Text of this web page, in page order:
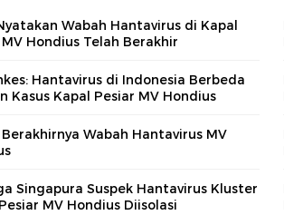
Wabah Hantavirus di Kapal
Hondius Telah Berakhir
Hantavirus di Indonesia Berbeda
Kasus Kapal Pesiar MV Hondius
Wabah Hantavirus MV
Singapura Suspek Hantavirus Kluster
MV Hondius Diisolasi